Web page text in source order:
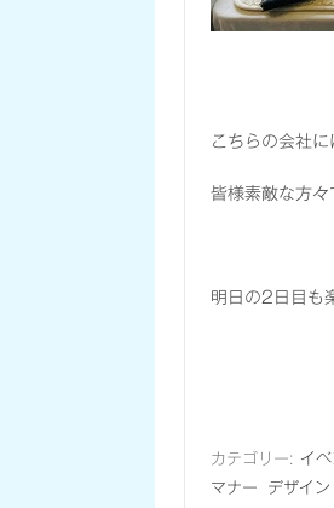
こちらの会社
皆様素敵な方
明日の2日目も
カテゴリー: イ
マナー
デザイン